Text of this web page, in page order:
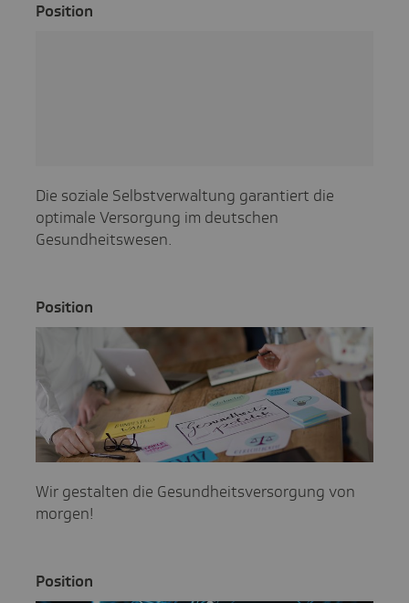
Posi­tion
Die soziale Selbstverwaltung garantiert die
optimale Versorgung im deutschen
Gesundheitswesen.
Posi­tion
Wir gestalten die Gesundheitsversorgung von
morgen!
Posi­tion